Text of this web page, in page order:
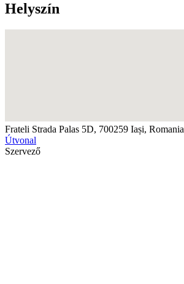
Helyszín
Frateli Strada Palas 5D, 700259 Iași, Romania
Útvonal
Szervező